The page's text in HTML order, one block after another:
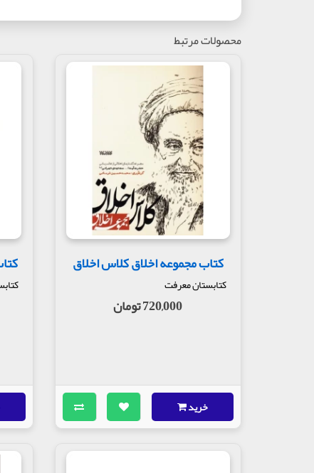
سپس درباره افطاری دادن صحبت می کنند؛
«از جمله فوائد این ماه افطار دادن روزه‌داران
در مجلس سوم ابتدا درباره این صحبت می‌کنند
سیدالشهدا (ع) نجاتمان می‌دهد اما سیدالشهدا (ع)
سپس درباره این صحبت می‌کنند که ثواب اعمال فرد
نمازهای قضا دعوت می‌کنند. در مسجد جامع با
غیر ماه رمضان. برای هر مثقال ذره (صدقه)
سپس می‌گویند در میهمانخانه مخصوص الهی باز
در این ماه مبارک سر به سجده بگذار و خدا را
یک نفری شده است که از اول عالم تا انقراض
در مجلس چهارم صحبت درباره این است که در ماه
در این ماه مبارک در وقت افطار، هر روز
عدد تمام آزاد شده‌ها آزاد می‌فرماید.
در انتهای مجلس چهارم بخشی از دعای ابوحمزه
مولف : شیخ جعفر شوشتری
ناشر : انتشارات نیک معارف
محصولات مرتبط
کتاب مجموعه اخلاق کلاس اخلاق
کتابستان معرفت
720,000 تومان
خرید